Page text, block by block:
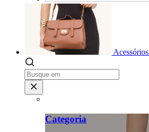
Acessórios
Categoria